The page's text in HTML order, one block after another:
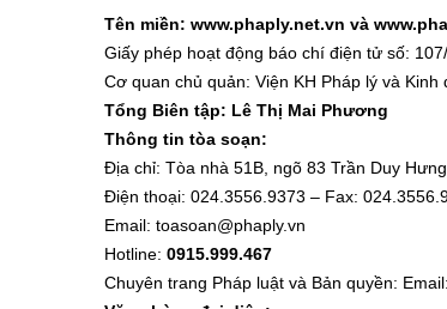
Tên miền: www.phaply.net.vn và
Giấy phép hoạt động báo chí điện tử số:
Cơ quan chủ quản: Viện KH Pháp lý và Kinh
Tổng Biên tập: Lê Thị Mai Phương
Thông tin tòa soạn:
Địa chỉ: Tòa nhà 51B, ngõ 83 Trần Duy